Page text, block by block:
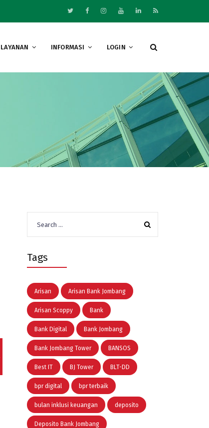
LAYANAN INFORMASI LOGIN
for:
Tags
Arisan Arisan Bank Jombang
Arisan Scoppy Bank
Bank Digital Bank Jombang
Bank Jombang Tower BANSOS
Best IT BJ Tower BLT-DD
bpr digital bpr terbaik
bulan inklusi keuangan deposito
Deposito Bank Jombang